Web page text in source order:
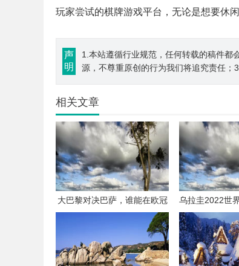
玩家尝试的棋牌游戏平台，无论是想要休
声
明
1.本站遵循行业规范，任何转载的稿件都
源，不尊重原创的行为我们将追究责任；
相关文章
大巴黎对决巴萨，谁能在欧冠
赛场笑到最后？
乌拉圭2022世
压阵+新星崛
光